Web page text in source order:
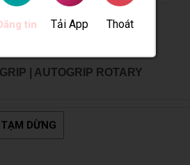
tin Tải App Thoát
| AUTOGRIP ROTARY
TẠM DỪNG